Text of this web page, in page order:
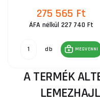
275 565 Ft
ÁFA nélkül 227 740 Ft
db MEGVENNI
A TERMÉK